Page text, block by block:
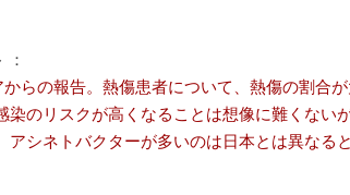
：
らの報告。熱傷患者について、熱傷の割合
染のリスクが高くなることは想像に難くな
アシネトバクターが多いのは日本とは異なる